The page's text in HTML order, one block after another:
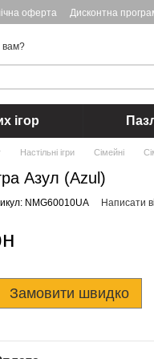
оферта Дисконтна
вам?
ігор
Настільні ігри Cімейні
Азул (Azul)
NMG60010UA Написати
Замовити швидко